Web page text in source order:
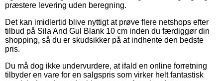
præstere levering uden beregning.
Det kan imidlertid blive nyttigt at prøve flere netshops efter
tilbud på Sila And Gul Blank 10 cm inden du færdiggør din
shopping, så du er skudsikker på at indhente den bedste
pris.
Du må dog ikke undervurdere, at ifald en online forretning
tilbyder en vare for en salgspris som virker helt fantastisk